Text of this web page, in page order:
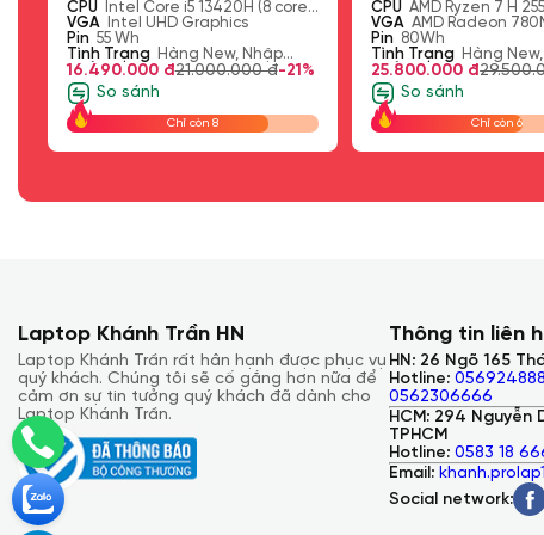
SSD
tỷ lệ 16:10 , OLED
Anti-glare, 100% sRGB
Intel Core i5 13420H (8 cores
Up to 4.6GHz, 12MB
Intel UHD Graphics
Hàng New, Nhập
đ21.000.000 đ-21%
So sánh
Chỉ còn 8
(up to
SSD
matte screen, 16:10, 400nits
brightness, 120Hz refresh rate,
CPU
AMD Ryzen 7 H 255 (3.8 GHz
up to 4.9 GHz, 8 Cores, 16
Threads, 16MB Cache)
AMD Radeon 780M Graphics
Tình Trạng
Hàng New, Nhập
Khẩu
25.800.000 đ29.500.000 đ-13%
So sánh
Chỉ còn 6
Laptop Khánh Trần HN
Laptop Khánh Trần rất hân hạnh được phục vụ
quý khách. Chúng tôi sẽ cố gắng hơn nữa để
cảm ơn sự tin tưởng quý khách đã dành cho
Laptop Khánh Trần.
Thông tin liên
HN: 26 Ngõ 165
Hotline:
0562306666
HCM: 294 Nguyễn
TPHCM
Hotline: 0583 18
Email:
Social network: